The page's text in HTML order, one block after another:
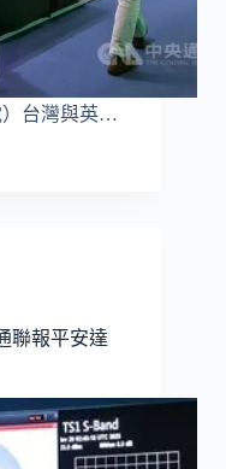
）台灣與英…
聯報平安達